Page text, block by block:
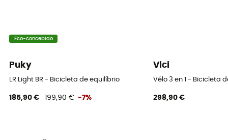
Eco-concebido
Puky
LR Light BR - Bicicleta de equilíbrio
185,90 € 199,90 € -7%
Vici
Vélo 3 en 1 - Bicicleta
298,90 €